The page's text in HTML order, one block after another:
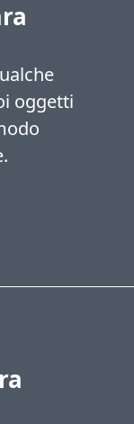
oggetti